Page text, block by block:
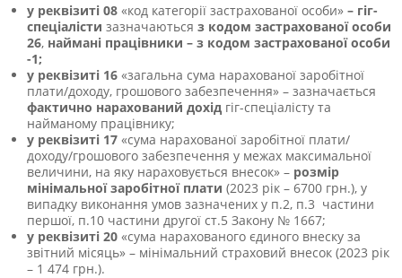
у реквізиті 08 «код категорії застрахованої особи» – гіг-
спеціалісти зазначаються з кодом застрахованої особи
26, наймані працівники – з кодом застрахованої особи
-1;
у реквізиті 16 «загальна сума нарахованої заробітної
плати/доходу, грошового забезпечення» – зазначається
фактично нарахований дохід гіг-спеціалісту та
найманому працівнику;
у реквізиті 17 «сума нарахованої заробітної плати/
доходу/грошового забезпечення у межах максимальної
величини, на яку нараховується внесок» – розмір
мінімальної заробітної плати (2023 рік – 6700 грн.), у
випадку виконання умов зазначених у п.2, п.3 частини
першої, п.10 частини другої ст.5 Закону № 1667;
у реквізиті 20 «сума нарахованого єдиного внеску за
звітний місяць» – мінімальний страховий внесок (2023 рік
– 1 474 грн.).